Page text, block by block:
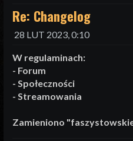
Re: Changelog
28 LUT 2023, 0:10
W regulaminach:
- Forum
- Społeczności
- Streamowania
Zamieniono